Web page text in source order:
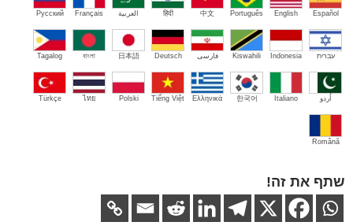
Español
English
Português
中文
हिंदी العربية Français
Русский
עברית Indonesia
Kiswahili فارسی Deutsch
日本語
বাংলা
Tagalog
اُردو Italiano
한국어
Ελληνικά
Tiếng Việt
Polski
ไทย
Türkçe
Română
שתף את זה!